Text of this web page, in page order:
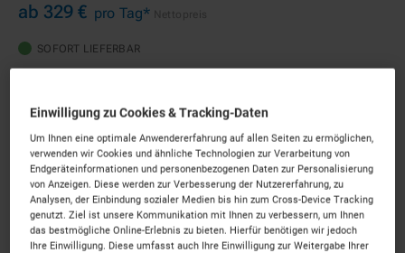
ab 329 € pro Tag*
SOFORT LIEFERBAR
Individuelle Ausstattung erfolgt im nächsten Schritt
Ab dem *
Bis zum *
Einwilligung zu Cookies & Tracking-Daten
Um Ihnen eine optimale Anwendererfahrung auf allen Seiten zu ermöglichen,
verwenden wir Cookies und ähnliche Technologien zur Verarbeitung von
Endgeräteinformationen und personenbezogenen Daten zur Personalisierung
von Anzeigen. Diese werden zur Verbesserung der Nutzererfahrung, zu
Analysen, der Einbindung sozialer Medien bis hin zum Cross-Device Tracking
genutzt. Ziel ist unsere Kommunikation mit Ihnen zu verbessern, um Ihnen
das bestmögliche Online-Erlebnis zu bieten. Hierfür benötigen wir jedoch
Ihre Einwilligung. Diese umfasst auch Ihre Einwilligung zur Weitergabe Ihrer